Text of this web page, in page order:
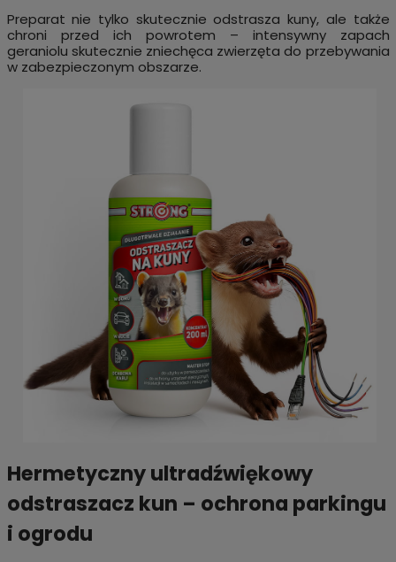
Preparat nie tylko skutecznie odstrasza kuny, ale także
chroni przed ich powrotem – intensywny zapach
geraniolu skutecznie zniechęca zwierzęta do przebywania
w zabezpieczonym obszarze.
Hermetyczny ultradźwiękowy
odstraszacz kun – ochrona parkingu
i ogrodu